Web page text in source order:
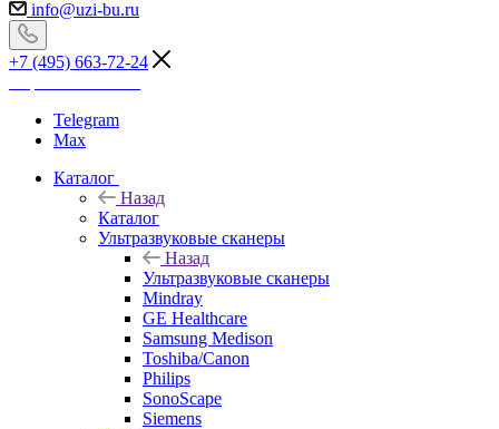
info@uzi-bu.ru
+7 (495) 663-72-24
Telegram
Max
Каталог
Назад
Каталог
Ультразвуковые сканеры
Назад
Ультразвуковые сканеры
Mindray
GE Healthcare
Samsung Medison
Toshiba/Canon
Philips
SonoScape
Siemens